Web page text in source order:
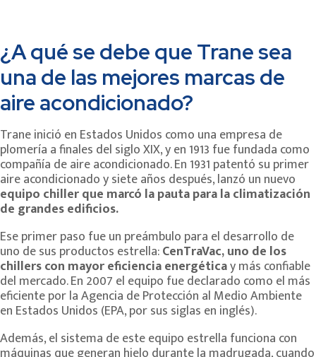
¿A qué se debe que Trane sea
una de las mejores marcas de
aire acondicionado?
Trane inició en Estados Unidos como una empresa de
plomería a finales del siglo XIX, y en 1913 fue fundada como
compañía de aire acondicionado. En 1931 patentó su primer
aire acondicionado y siete años después, lanzó un nuevo
equipo chiller que marcó la pauta para la climatización
de grandes edificios.
Ese primer paso fue un preámbulo para el desarrollo de
uno de sus productos estrella:CenTraVac, uno de los
chillers con mayor eficiencia energéticay más confiable
del mercado. En 2007 el equipo fue declarado como el más
eficiente por la Agencia de Protección al Medio Ambiente
en Estados Unidos (EPA, por sus siglas en inglés).
Además, el sistema de este equipo estrella funciona con